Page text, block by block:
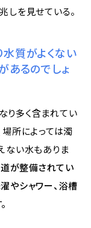
しを見せている。
質がよくない
あるのでしょ
り多く含まれてい
場所によっては濁
ない水もありま
が整備されてい
やシャワー、浴槽